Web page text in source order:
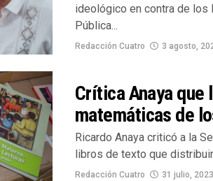
ideológico en contra de los
Pública...
Redacción Cuatro 3 agosto,
Crítica Anaya que
matemáticas de
Ricardo Anaya criticó a la
libros de texto que
Redacción Cuatro 31 julio, 2023